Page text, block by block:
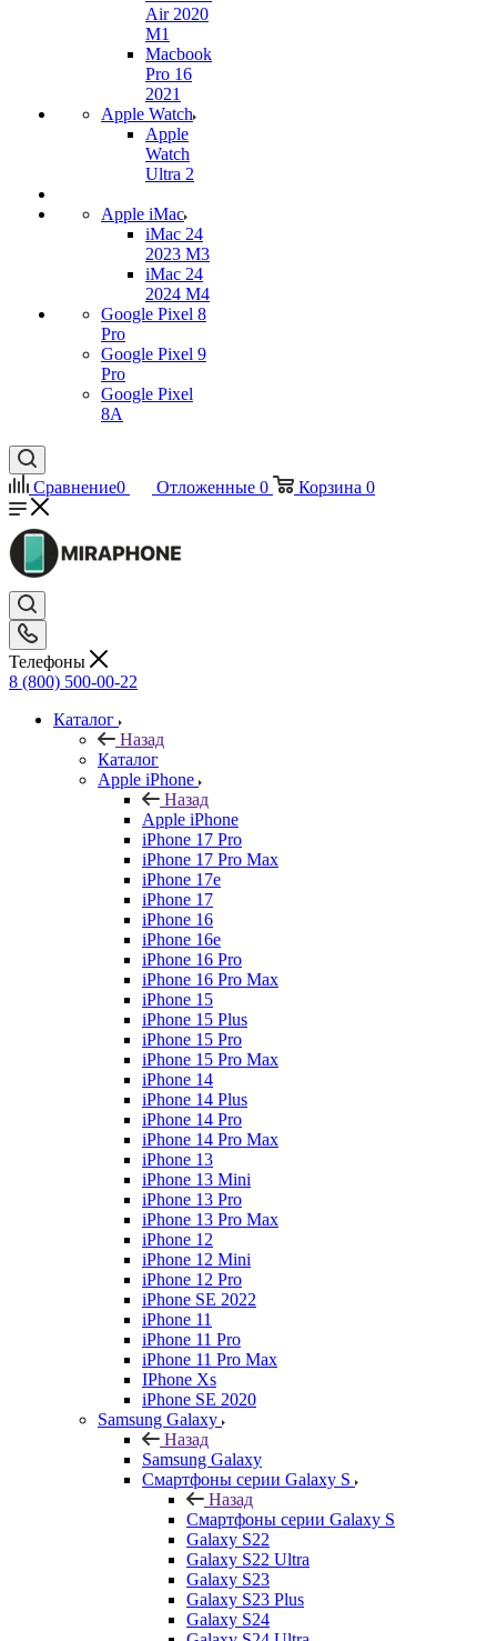
Air 2020
M1
Macbook
Pro 16
2021
Apple Watch
Apple
Watch
Ultra 2
Apple iMac
iMac 24
2023 M3
iMac 24
2024 M4
Google Pixel 8
Pro
Google Pixel 9
Pro
Google Pixel
8A
Сравнение0 Отложенные 0 Корзина 0
Телефоны
8 (800) 500-00-22
Каталог
Назад
Каталог
Apple iPhone
Назад
Apple iPhone
iPhone 17 Pro
iPhone 17 Pro Max
iPhone 17e
iPhone 17
iPhone 16
iPhone 16e
iPhone 16 Pro
iPhone 16 Pro Max
iPhone 15
iPhone 15 Plus
iPhone 15 Pro
iPhone 15 Pro Max
iPhone 14
iPhone 14 Plus
iPhone 14 Pro
iPhone 14 Pro Max
iPhone 13
iPhone 13 Mini
iPhone 13 Pro
iPhone 13 Pro Max
iPhone 12
iPhone 12 Mini
iPhone 12 Pro
iPhone SE 2022
iPhone 11
iPhone 11 Pro
iPhone 11 Pro Max
IPhone Xs
iPhone SE 2020
Samsung Galaxy
Назад
Samsung Galaxy
Смартфоны серии Galaxy S
Назад
Смартфоны серии Galaxy S
Galaxy S22
Galaxy S22 Ultra
Galaxy S23
Galaxy S23 Plus
Galaxy S24